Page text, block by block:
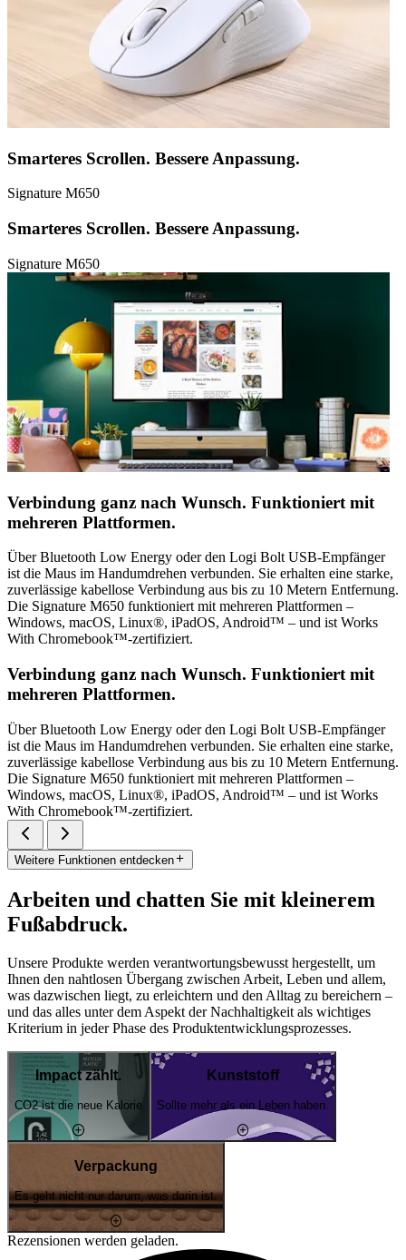
Smarteres Scrollen. Bessere Anpassung.
Signature M650
Smarteres Scrollen. Bessere Anpassung.
Signature M650
Verbindung ganz nach Wunsch. Funktioniert mit
mehreren Plattformen.
Über Bluetooth Low Energy oder den Logi Bolt USB-Empfänger
ist die Maus im Handumdrehen verbunden. Sie erhalten eine starke,
zuverlässige kabellose Verbindung aus bis zu 10 Metern Entfernung.
Die Signature M650 funktioniert mit mehreren Plattformen –
Windows, macOS, Linux®, iPadOS, Android™ – und ist Works
With Chromebook™-zertifiziert.
Verbindung ganz nach Wunsch. Funktioniert mit
mehreren Plattformen.
Über Bluetooth Low Energy oder den Logi Bolt USB-Empfänger
ist die Maus im Handumdrehen verbunden. Sie erhalten eine starke,
zuverlässige kabellose Verbindung aus bis zu 10 Metern Entfernung.
Die Signature M650 funktioniert mit mehreren Plattformen –
Windows, macOS, Linux®, iPadOS, Android™ – und ist Works
With Chromebook™-zertifiziert.
Weitere Funktionen entdecken
Arbeiten und chatten Sie mit kleinerem
Fußabdruck.
Unsere Produkte werden verantwortungsbewusst hergestellt, um
Ihnen den nahtlosen Übergang zwischen Arbeit, Leben und allem,
was dazwischen liegt, zu erleichtern und den Alltag zu bereichern –
und das alles unter dem Aspekt der Nachhaltigkeit als wichtiges
Kriterium in jeder Phase des Produktentwicklungsprozesses.
Impact zählt.
CO2 ist die neue Kalorie
Kunststoff
Sollte mehr als ein Leben haben.
Verpackung
Es geht nicht nur darum, was darin ist.
Rezensionen werden geladen.